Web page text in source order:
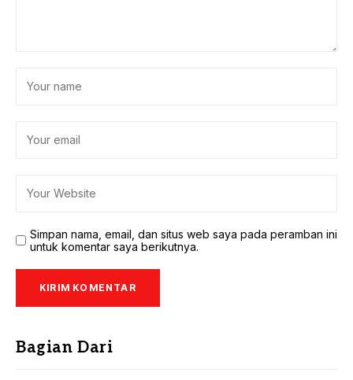
Simpan nama, email, dan situs web saya pada peramban ini
untuk komentar saya berikutnya.
Bagian Dari